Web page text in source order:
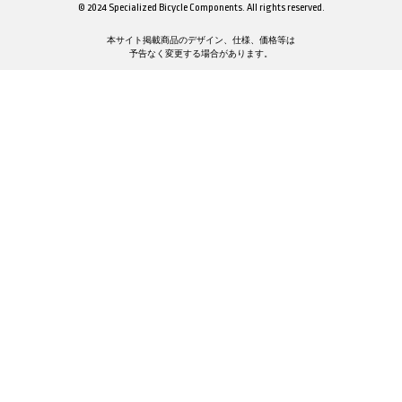
© 2024 Specialized Bicycle Components. All rights reserved.
本サイト掲載商品のデザイン、仕様、価格等は
予告なく変更する場合があります。